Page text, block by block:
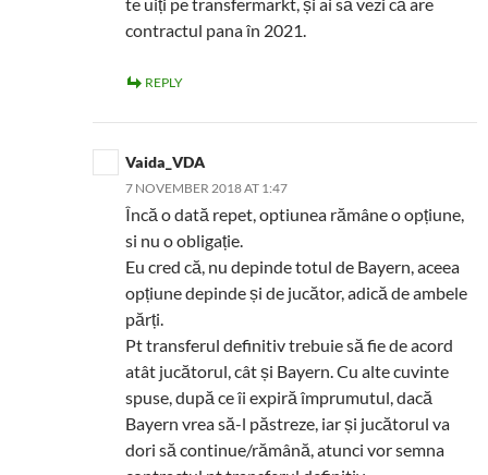
contractul pana în 2021.
REPLY
Vaida_VDA
7 NOVEMBER 2018 AT 1:47
Încă o dată repet, optiunea rămâne o opțiune,
si nu o obligație.
Eu cred că, nu depinde totul de Bayern, aceea
opțiune depinde și de jucător, adică de ambele
părți.
Pt transferul definitiv trebuie să fie de acord
atât jucătorul, cât și Bayern. Cu alte cuvinte
spuse, după ce îi expiră împrumutul, dacă
Bayern vrea să-l păstreze, iar și jucătorul va
dori să continue/rămână, atunci vor semna